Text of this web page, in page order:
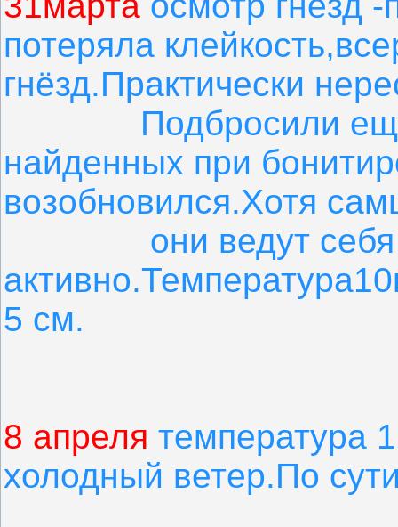
потеряла
гнёзд.Практически
Подбросили ещё
найденных при
возобновился.Хотя
они ведут себя
5 см.
8 апреля температура
холодный ветер.По